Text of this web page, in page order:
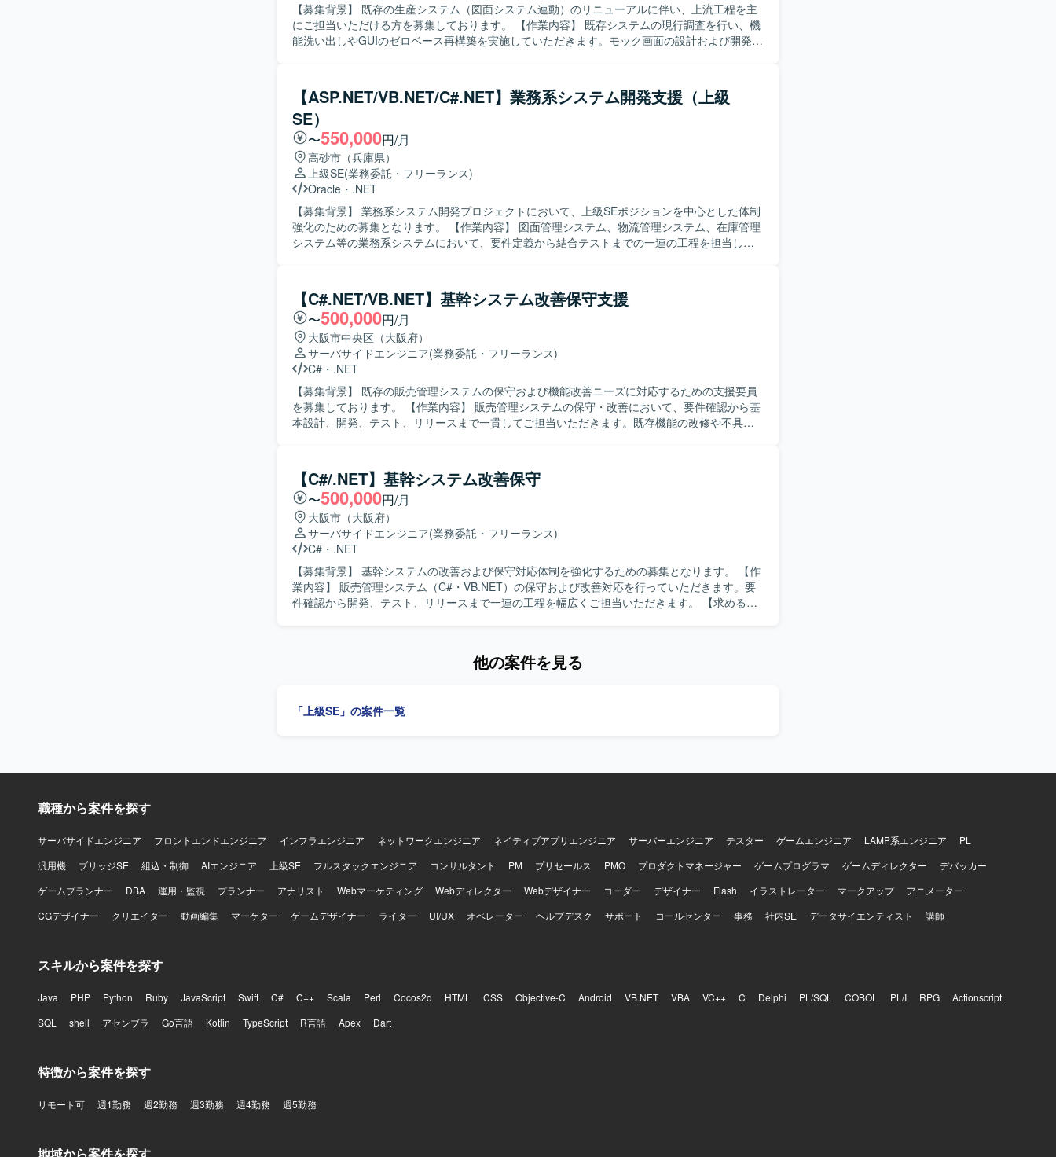
【募集背景】 既存の生産システム（図面システム連動）のリニューアルに伴い、上流工程を主
にご担当いただける方を募集しております。 【作業内容】 既存システムの現行調査を行い、機
能洗い出しやGUIのゼロベース再構築を実施していただきます。モック画面の設計および開発を
物像】 PGとしての実装よりも上流工程の経験を得意とし、顧客折衝を含むコミュニケーション
を円滑に行っていただける方を求めております。 【ポジションの魅力】 現行システムの分析か
らGUIのゼロベース再構築まで一連の上流工程に携わることができ、設計フェーズ完了後は製造
フェーズにも関わることで、上流から下流まで一貫した経験を積むことができます。 【開発環
境】 C#／WinFormsを用いたシステムの現行解析およびモック画面開発を行います。
【ASP.NET/VB.NET/C#.NET】業務系システム開発支援（上級
SE）
〜550,000円/月
高砂市（兵庫県）
上級SE(業務委託・フリーランス)
Oracle ・ .NET
【募集背景】 業務系システム開発プロジェクトにおいて、上級SEポジションを中心とした体制
強化のための募集となります。 【作業内容】 図面管理システム、物流管理システム、在庫管理
システム等の業務系システムにおいて、要件定義から結合テストまでの一連の工程を担当して
ュニケーションを取りながら、主体的に業務を推進していただける方を求めています。複数シ
ステムを横断した業務理解を行い、状況に応じて柔軟に立ち回れる方が望ましいです。 【ポジ
ションの魅力】 要件定義から結合テストまで上流から下流まで一貫して関わることができ、上
級SEとしてPL経験を活かしながら業務系システム開発のスキルをさらに高めていただけます。
複数の業務領域のシステムに携わることで、ドメイン知識や設計力を広く身につけることがで
きます。 【開発環境】 ASP.NET、VB.NET、C#.NET、PL/SQL、RDB（SQLServer、Oracle）
などを用いた業務系システム開発環境となります。
【C#.NET/VB.NET】基幹システム改善保守支援
〜500,000円/月
大阪市中央区（大阪府）
サーバサイドエンジニア(業務委託・フリーランス)
C# ・ .NET
【募集背景】 既存の販売管理システムの保守および機能改善ニーズに対応するための支援要員
を募集しております。 【作業内容】 販売管理システムの保守・改善において、要件確認から基
本設計、開発、テスト、リリースまで一貫してご担当いただきます。既存機能の改修や不具合
まで一連の工程に携わることができ、基幹系システムの保守・改善を通じて業務知識と開発ス
キルの双方を高めていただけます。 【開発環境】 C#.NET、VB.NETを用いた販売管理システム
の開発・保守環境となります。
【C#/.NET】基幹システム改善保守
〜500,000円/月
大阪市（大阪府）
サーバサイドエンジニア(業務委託・フリーランス)
C# ・ .NET
【募集背景】 基幹システムの改善および保守対応体制を強化するための募集となります。 【作
業内容】 販売管理システム（C#・VB.NET）の保守および改善対応を行っていただきます。要
件確認から開発、テスト、リリースまで一連の工程を幅広くご担当いただきます。 【求める人
で一貫して関われるため、システム全体の流れを把握しながらスキルアップしていただけま
他の案件を見る
「上級SE」の案件一覧
職種から案件を探す
サーバサイドエンジニア フロントエンドエンジニア インフラエンジニア ネットワークエンジニア ネイティブアプリエンジニア サーバーエンジニア テスター ゲームエンジニア LAMP系エンジニア
PL
汎用機
ブリッジSE 組込・制御 AIエンジニア 上級SE フルスタックエンジニア コンサルタント PM プリセールス PMO プロダクトマネージャー ゲームプログラマ ゲームディレクター
デバッカー
ゲームプランナー
DBA 運用・監視 プランナー アナリスト Webマーケティング Webディレクター Webデザイナー コーダー デザイナー Flash イラストレーター マークアップ
アニメーター
CGデザイナー
クリエイター 動画編集 マーケター ゲームデザイナー ライター UI/UX オペレーター ヘルプデスク サポート コールセンター 事務 社内SE データサイエンティスト 講師
スキルから案件を探す
Java PHP Python Ruby JavaScript Swift C# C++ Scala Perl Cocos2d HTML CSS Objective-C Android VB.NET VBA VC++ C Delphi PL/SQL COBOL PL/I RPG
Actionscript
SQL
shell アセンブラ Go言語 Kotlin TypeScript R言語 Apex Dart
特徴から案件を探す
リモート可 週1勤務 週2勤務 週3勤務 週4勤務 週5勤務